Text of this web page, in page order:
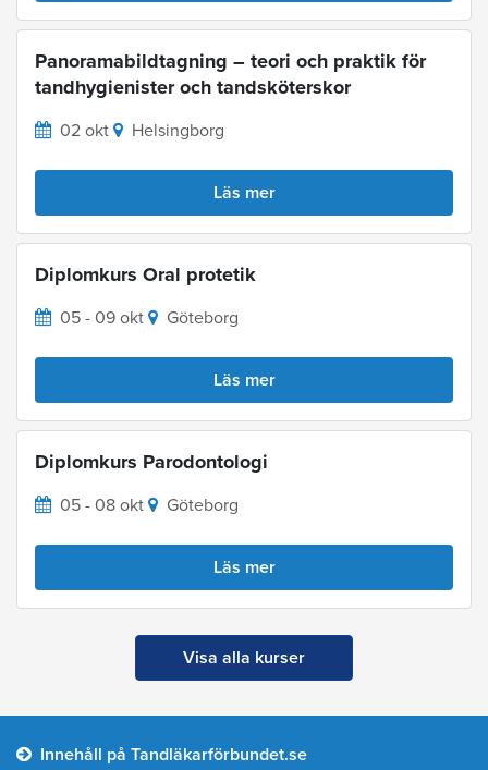
Panoramabildtagning – teori och praktik för
tandhygienister och tandsköterskor
02 okt Helsingborg
Läs mer
Diplomkurs Oral protetik
05 - 09 okt Göteborg
Läs mer
Diplomkurs Parodontologi
05 - 08 okt Göteborg
Läs mer
Visa alla kurser
Innehåll på Tandläkarförbundet.se